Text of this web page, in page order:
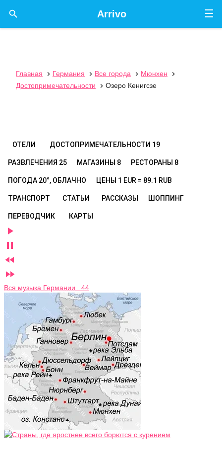
☰
Arrivo

Главная  Германия  Все города  Мюнхен

Достопримечательности
 Озеро Кенигсзе
ОТЕЛИ ДОСТОПРИМЕЧАТЕЛЬНОСТИ 19
РАЗВЛЕЧЕНИЯ 25 МАГАЗИНЫ 8 РЕСТОРАНЫ 8
ПОГОДА 20°, ОБЛАЧНО ЦЕНЫ 1 EUR = 89.1 RUB
ТРАНСПОРТ СТАТЬИ РАССКАЗЫ ШОППИНГ
ПЕРЕВОДЧИК КАРТЫ




Вся музыка Германии 44